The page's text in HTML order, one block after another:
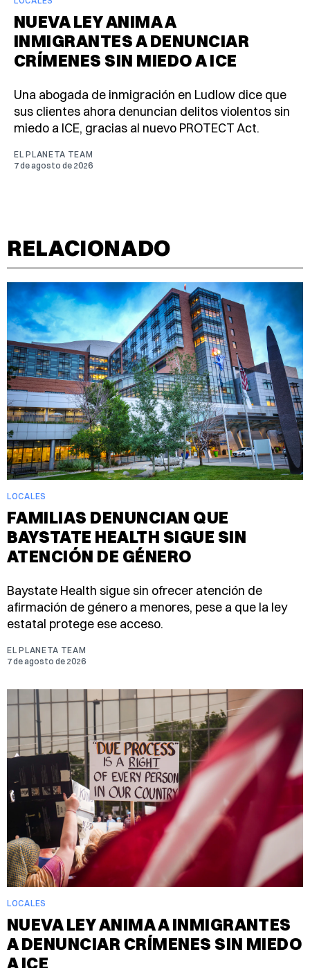
NUEVA LEY ANIMA A
INMIGRANTES A DENUNCIAR
CRÍMENES SIN MIEDO A ICE
Una abogada de inmigración en Ludlow dice que
sus clientes ahora denuncian delitos violentos sin
miedo a ICE, gracias al nuevo PROTECT Act.
EL PLANETA TEAM
7 de agosto de 2026
RELACIONADO
LOCALES
FAMILIAS DENUNCIAN QUE
BAYSTATE HEALTH SIGUE SIN
ATENCIÓN DE GÉNERO
Baystate Health sigue sin ofrecer atención de
afirmación de género a menores, pese a que la ley
estatal protege ese acceso.
EL PLANETA TEAM
7 de agosto de 2026
LOCALES
NUEVA LEY ANIMA A INMIGRANTES
A DENUNCIAR CRÍMENES SIN MIEDO
A ICE